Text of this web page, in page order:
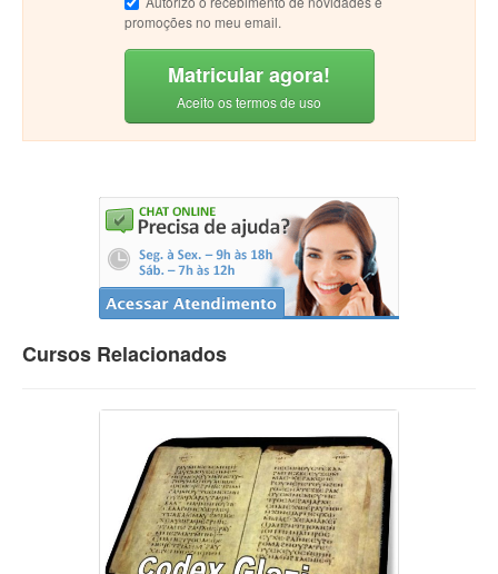
promoções no meu email.
Matricular agora!
Aceito os termos de uso
Cursos Relacionados